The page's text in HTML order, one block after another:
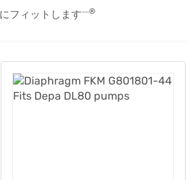
フィットします―®